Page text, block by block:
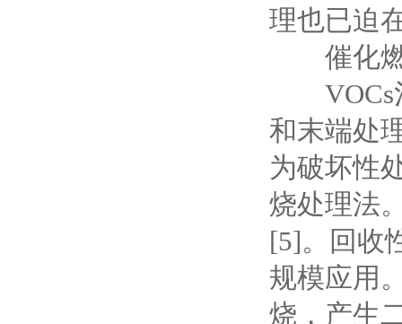
理也已迫
催化燃
VOCs治
和末端处
为破坏性
烧处理法
[5]。回收
规模应用
烧，产生